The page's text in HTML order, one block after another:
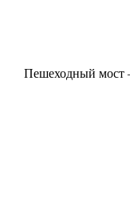
Пешеходный мост